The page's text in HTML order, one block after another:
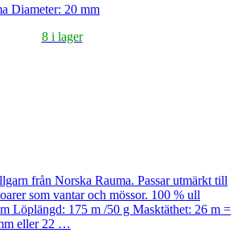
Diameter: 20 mm
8 i lager
från Norska Rauma. Passar utmärkt till
som vantar och mössor. 100 % ull
Löplängd: 175 m /50 g Masktäthet: 26 m =
eller 22 …